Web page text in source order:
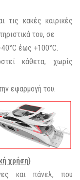
τις κακές καιρικές
του, σε
έως +100°C.
κάθετα, χωρίς
εφαρμογή του.
χρήση)
και πάνελ, που